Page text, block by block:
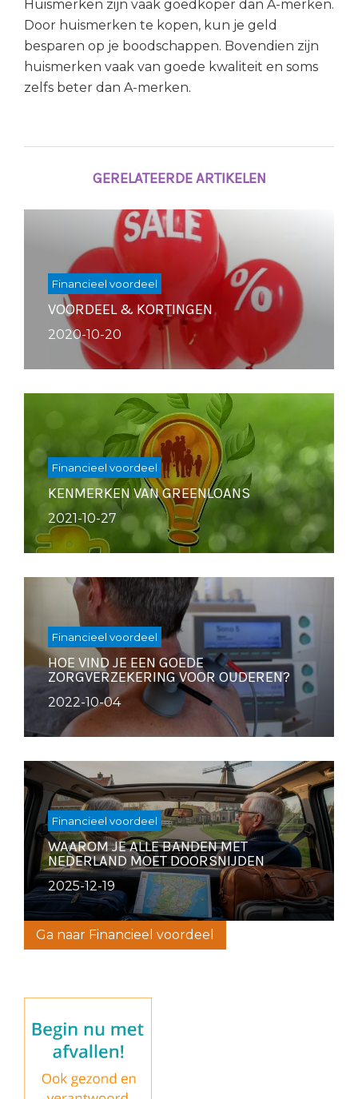
Huismerken zijn vaak goedkoper dan A-merken.
Door huismerken te kopen, kun je geld
besparen op je boodschappen. Bovendien zijn
huismerken vaak van goede kwaliteit en soms
zelfs beter dan A-merken.
GERELATEERDE ARTIKELEN
Financieel voordeel
VOORDEEL & KORTINGEN
2020-10-20
Financieel voordeel
KENMERKEN VAN GREENLOANS
2021-10-27
Financieel voordeel
HOE VIND JE EEN GOEDE
ZORGVERZEKERING VOOR OUDEREN?
2022-10-04
Financieel voordeel
WAAROM JE ALLE BANDEN MET
NEDERLAND MOET DOORSNIJDEN
2025-12-19
Ga naar Financieel voordeel